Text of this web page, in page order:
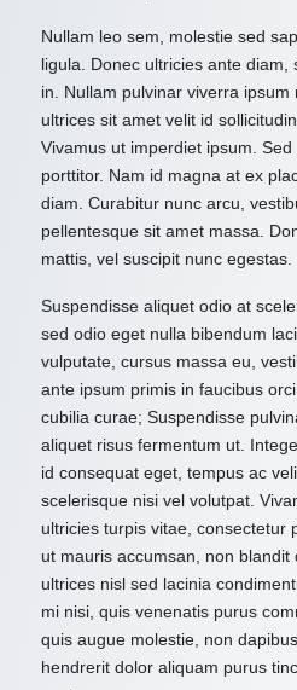
Nullam leo sem, molestie sed
ligula. Donec ultricies ante
in. Nullam pulvinar viverra
ultrices sit amet velit id
Vivamus ut imperdiet ipsum.
porttitor. Nam id magna at ex
diam. Curabitur nunc arcu,
pellentesque sit amet massa.
mattis, vel suscipit nunc egestas.
Suspendisse aliquet odio at
sed odio eget nulla bibendum
vulputate, cursus massa eu,
ante ipsum primis in faucibus
cubilia curae; Suspendisse
aliquet risus fermentum ut.
id consequat eget, tempus ac
scelerisque nisi vel volutpat.
ultricies turpis vitae, consectetur
ut mauris accumsan, non blandit
ultrices nisl sed lacinia
mi nisi, quis venenatis purus
quis augue molestie, non
hendrerit dolor aliquam purus